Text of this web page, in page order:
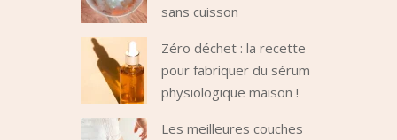
sans cuisson
Zéro déchet : la recette
pour fabriquer du sérum
physiologique maison !
Les meilleures couches